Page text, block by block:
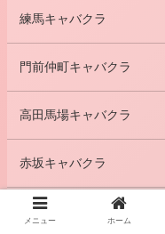
練馬キャバクラ
門前仲町キャバクラ
高田馬場キャバクラ
赤坂キャバクラ
高円寺キャバクラ
メニュー ホーム